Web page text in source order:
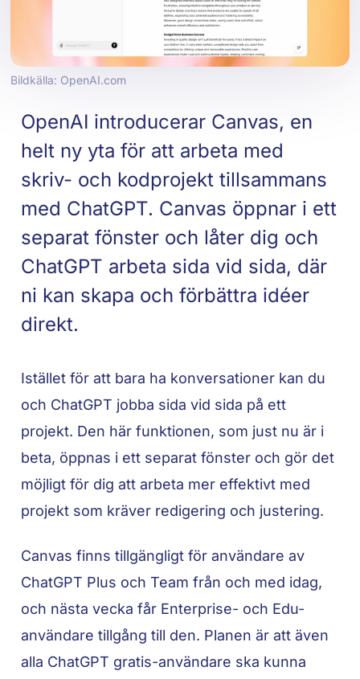
Bildkälla: OpenAI.com
OpenAI introducerar Canvas, en
helt ny yta för att arbeta med
skriv- och kodprojekt tillsammans
med ChatGPT. Canvas öppnar i ett
separat fönster och låter dig och
ChatGPT arbeta sida vid sida, där
ni kan skapa och förbättra idéer
direkt.
Istället för att bara ha konversationer kan du
och ChatGPT jobba sida vid sida på ett
projekt. Den här funktionen, som just nu är i
beta, öppnas i ett separat fönster och gör det
möjligt för dig att arbeta mer effektivt med
projekt som kräver redigering och justering.
Canvas finns tillgängligt för användare av
ChatGPT Plus och Team från och med idag,
och nästa vecka får Enterprise- och Edu-
användare tillgång till den. Planen är att även
alla ChatGPT gratis-användare ska kunna